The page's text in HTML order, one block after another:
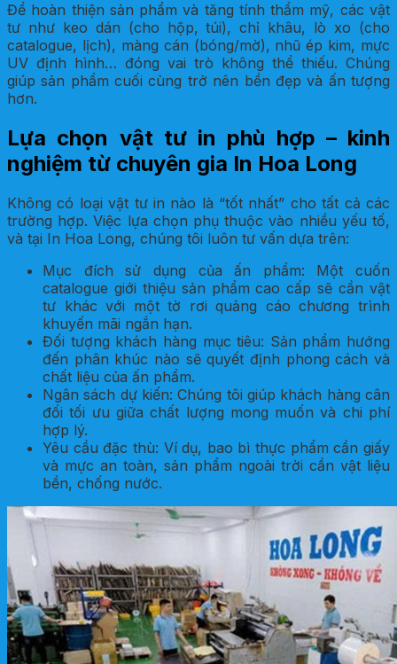
Để hoàn thiện sản phẩm và tăng tính thẩm mỹ, các vật
tư như keo dán (cho hộp, túi), chỉ khâu, lò xo (cho
catalogue, lịch), màng cán (bóng/mờ), nhũ ép kim, mực
UV định hình… đóng vai trò không thể thiếu. Chúng
giúp sản phẩm cuối cùng trở nên bền đẹp và ấn tượng
hơn.
Lựa chọn vật tư in phù hợp – kinh
nghiệm từ chuyên gia In Hoa Long
Không có loại vật tư in nào là “tốt nhất” cho tất cả các
trường hợp. Việc lựa chọn phụ thuộc vào nhiều yếu tố,
và tại In Hoa Long, chúng tôi luôn tư vấn dựa trên:
Mục đích sử dụng của ấn phẩm: Một cuốn
catalogue giới thiệu sản phẩm cao cấp sẽ cần vật
tư khác với một tờ rơi quảng cáo chương trình
khuyến mãi ngắn hạn.
Đối tượng khách hàng mục tiêu: Sản phẩm hướng
đến phân khúc nào sẽ quyết định phong cách và
chất liệu của ấn phẩm.
Ngân sách dự kiến: Chúng tôi giúp khách hàng cân
đối tối ưu giữa chất lượng mong muốn và chi phí
hợp lý.
Yêu cầu đặc thù: Ví dụ, bao bì thực phẩm cần giấy
và mực an toàn, sản phẩm ngoài trời cần vật liệu
bền, chống nước.